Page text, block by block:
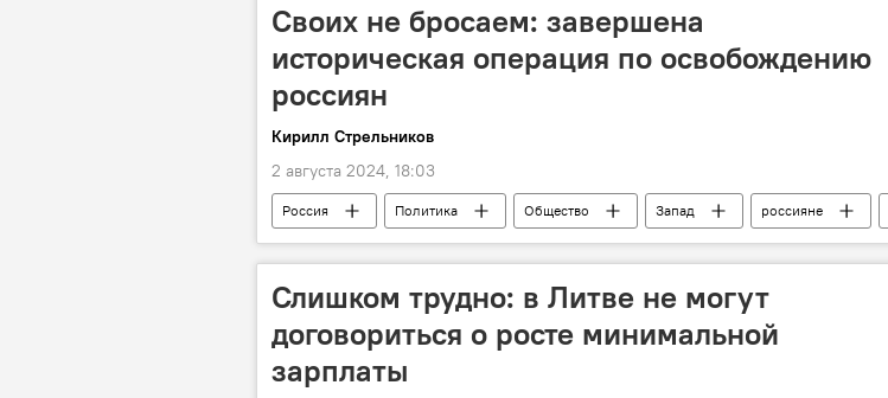
Своих не бросаем: завершена
историческая операция по освобождению
россиян
Кирилл Стрельников
2 августа 2024, 18:03
Россия Политика Общество Запад россияне
Владимир Путин
Слишком трудно: в Литве не могут
договориться о росте минимальной
зарплаты